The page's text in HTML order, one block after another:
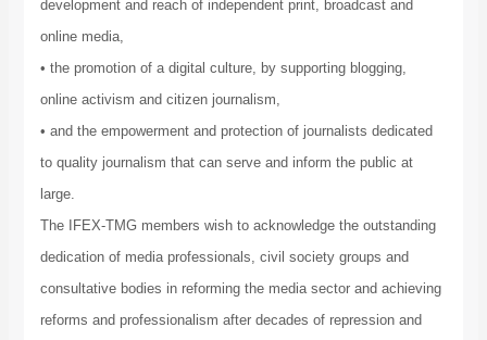
development and reach of independent print, broadcast and
online media,
• the promotion of a digital culture, by supporting blogging,
online activism and citizen journalism,
• and the empowerment and protection of journalists dedicated
to quality journalism that can serve and inform the public at
large.
The IFEX-TMG members wish to acknowledge the outstanding
dedication of media professionals, civil society groups and
consultative bodies in reforming the media sector and achieving
reforms and professionalism after decades of repression and